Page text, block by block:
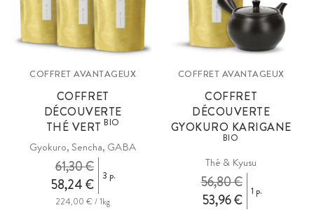
COFFRET AVANTAGEUX
COFFRET
DÉCOUVERTE
THÉ VERTBIO
Gyokuro, Sencha, GABA
58,24 €
61,30 € 3 p.
224,00 € / 1kg
COFFRET AVANTAGEUX
COFFRET
DÉCOUVERTE
GYOKURO KARIGANE
BIO
Thé & Kyusu
53,96 €
56,80 € 1 p.